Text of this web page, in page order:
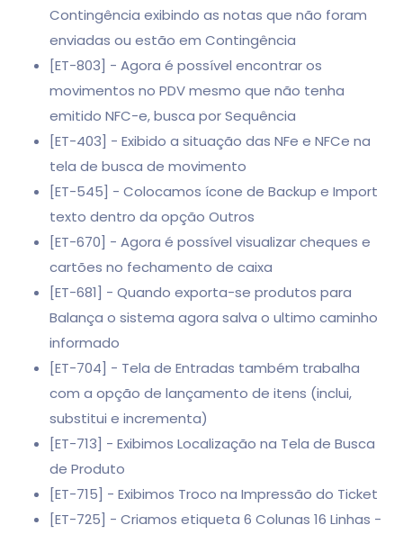
Contingência exibindo as notas que não foram
enviadas ou estão em Contingência
[ET-803] - Agora é possível encontrar os
movimentos no PDV mesmo que não tenha
emitido NFC-e, busca por Sequência
[ET-403] - Exibido a situação das NFe e NFCe na
tela de busca de movimento
[ET-545] - Colocamos ícone de Backup e Import
texto dentro da opção Outros
[ET-670] - Agora é possível visualizar cheques e
cartões no fechamento de caixa
[ET-681] - Quando exporta-se produtos para
Balança o sistema agora salva o ultimo caminho
informado
[ET-704] - Tela de Entradas também trabalha
com a opção de lançamento de itens (inclui,
substitui e incrementa)
[ET-713] - Exibimos Localização na Tela de Busca
de Produto
[ET-715] - Exibimos Troco na Impressão do Ticket
[ET-725] - Criamos etiqueta 6 Colunas 16 Linhas -